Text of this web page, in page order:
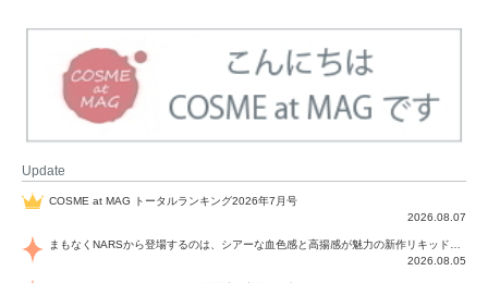
Update
COSME at MAG トータルランキング2026年7月号
2026.08.07
2026.08.05